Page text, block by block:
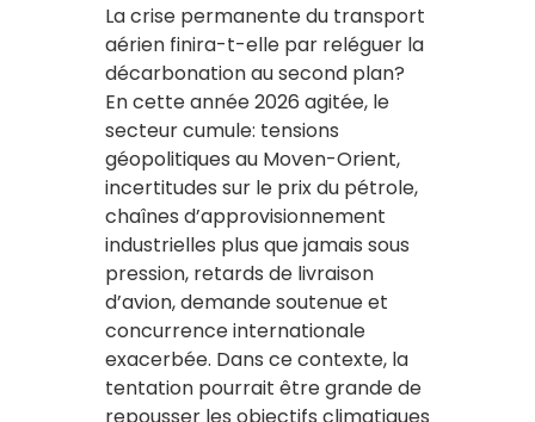
La crise permanente du transport
aérien finira-t-elle par reléguer la
décarbonation au second plan?
En cette année 2026 agitée, le
secteur cumule: tensions
géopolitiques au Moven-Orient,
incertitudes sur le prix du pétrole,
chaînes d’approvisionnement
industrielles plus que jamais sous
pression, retards de livraison
d’avion, demande soutenue et
concurrence internationale
exacerbée. Dans ce contexte, la
tentation pourrait être grande de
repousser les objectifs climatiques